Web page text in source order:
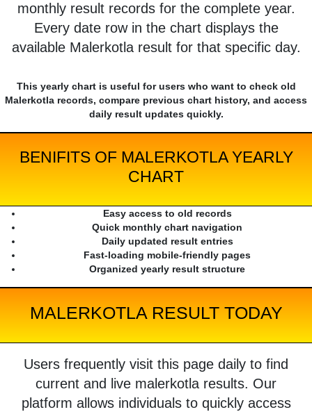
monthly result records for the complete year.
Every date row in the chart displays the
available Malerkotla result for that specific day.
This yearly chart is useful for users who want to check old
Malerkotla records, compare previous chart history, and access
daily result updates quickly.
BENIFITS OF MALERKOTLA YEARLY
CHART
Easy access to old records
Quick monthly chart navigation
Daily updated result entries
Fast-loading mobile-friendly pages
Organized yearly result structure
MALERKOTLA RESULT TODAY
Users frequently visit this page daily to find
current and live malerkotla results. Our
platform allows individuals to quickly access